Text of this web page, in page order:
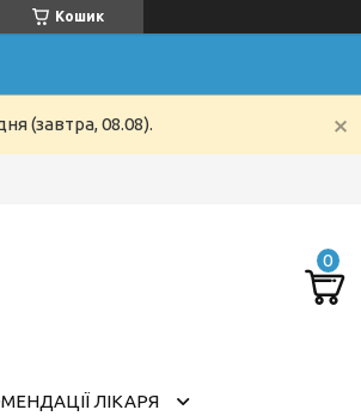
Кошик
(завтра, 08.08).
ЛІКАРЯ